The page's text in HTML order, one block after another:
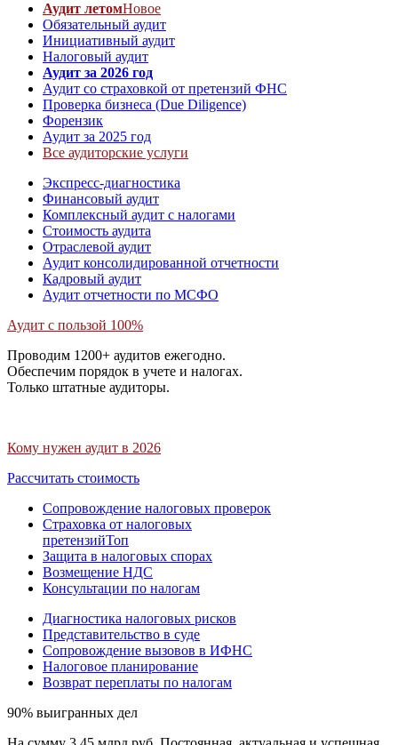
Аудит летомНовое
Обязательный аудит
Инициативный аудит
Налоговый аудит
Аудит за 2026 год
Аудит со страховкой от претензий ФНС
Проверка бизнеса (Due Diligence)
Форензик
Аудит за 2025 год
Все аудиторские услуги
Экспресс-диагностика
Финансовый аудит
Комплексный аудит с налогами
Стоимость аудита
Отраслевой аудит
Аудит консолидированной отчетности
Кадровый аудит
Аудит отчетности по МСФО
Аудит с пользой 100%
Проводим 1200+ аудитов ежегодно.
Обеспечим порядок в учете и налогах.
Только штатные аудиторы.
Кому нужен аудит в 2026
Рассчитать стоимость
Сопровождение налоговых проверок
Страховка от налоговых
претензийТоп
Защита в налоговых спорах
Возмещение НДС
Консультации по налогам
Диагностика налоговых рисков
Представительство в суде
Сопровождение вызовов в ИФНС
Налоговое планирование
Возврат переплаты по налогам
90% выигранных дел